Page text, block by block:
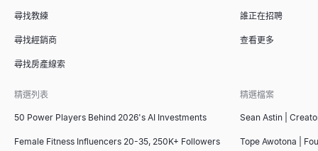
查看→
競爭對手比較工具
查看→
尋找教練
尋找經銷商
尋找房產線索
誰正在招聘
查看更多
精選列表
50 Power Players Behind 2026's AI Investments
Female Fitness Influencers 20-35, 250K+ Followers
精選檔案
Sean Astin |
Tope Awotona |